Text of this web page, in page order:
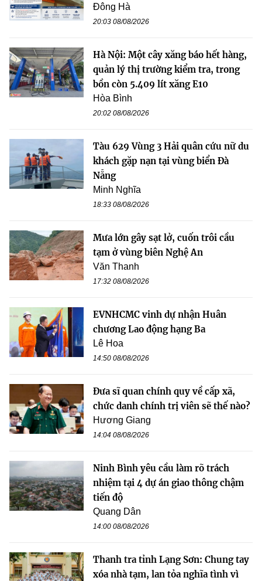
Đông Hà
20:03 08/08/2026
Hà Nội: Một cây xăng báo hết hàng,
quản lý thị trường kiểm tra, trong
bồn còn 5.409 lít xăng E10
Hòa Bình
20:02 08/08/2026
Tàu 629 Vùng 3 Hải quân cứu nữ du
khách gặp nạn tại vùng biển Đà
Nẵng
Minh Nghĩa
18:33 08/08/2026
Mưa lớn gây sạt lở, cuốn trôi cầu
tạm ở vùng biên Nghệ An
Văn Thanh
17:32 08/08/2026
EVNHCMC vinh dự nhận Huân
chương Lao động hạng Ba
Lê Hoa
14:50 08/08/2026
Đưa sĩ quan chính quy về cấp xã,
chức danh chính trị viên sẽ thế nào?
Hương Giang
14:04 08/08/2026
Ninh Bình yêu cầu làm rõ trách
nhiệm tại 4 dự án giao thông chậm
tiến độ
Quang Dân
14:00 08/08/2026
Thanh tra tỉnh Lạng Sơn: Chung tay
xóa nhà tạm, lan tỏa nghĩa tình vì